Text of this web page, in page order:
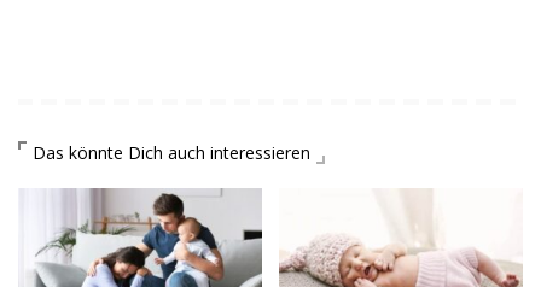
Das könnte Dich auch interessieren